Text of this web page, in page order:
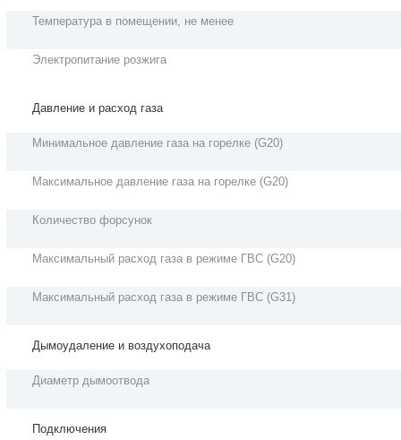
Температура в помещении, не менее
Электропитание розжига
Давление и расход газа
Минимальное давление газа на горелке (G20)
Максимальное давление газа на горелке (G20)
Количество форсунок
Максимальный расход газа в режиме ГВС (G20)
Максимальный расход газа в режиме ГВС (G31)
Дымоудаление и воздухоподача
Диаметр дымоотвода
Подключения